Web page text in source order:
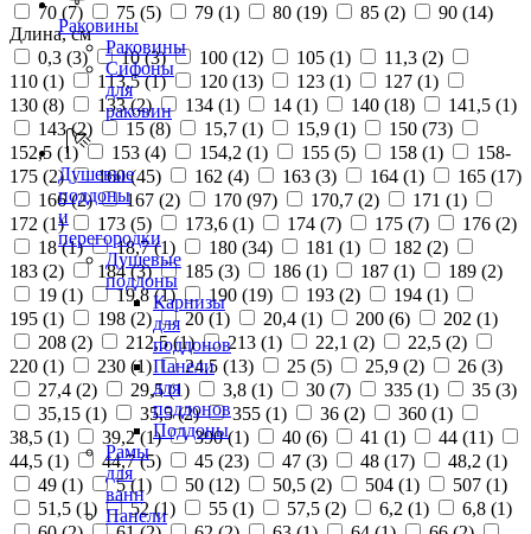
Раковины
Раковины
Сифоны
для
раковин
Душевые
поддоны
и
перегородки
Душевые
поддоны
Карнизы
для
поддонов
Панели
для
поддонов
Поддоны
Рамы
для
ванн
Панели
70 (7) 75 (5) 79 (1) 80 (19) 85 (2) 90 (14)
Длина, см
0,3 (3) 10 (3) 100 (12) 105 (1) 11,3 (2)
110 (1) 113,5 (1) 120 (13) 123 (1) 127 (1)
130 (8) 133 (2) 134 (1) 14 (1) 140 (18) 141,5 (1)
143 (2) 15 (8) 15,7 (1) 15,9 (1) 150 (73)
152,5 (1) 153 (4) 154,2 (1) 155 (5) 158 (1)
158-
175 (2) 160 (45) 162 (4) 163 (3) 164 (1) 165 (17)
166 (2) 167 (2) 170 (97) 170,7 (2) 171 (1)
172 (1) 173 (5) 173,6 (1) 174 (7) 175 (7) 176 (2)
18 (1) 18,7 (1) 180 (34) 181 (1) 182 (2)
183 (2) 184 (3) 185 (3) 186 (1) 187 (1) 189 (2)
19 (1) 19,8 (1) 190 (19) 193 (2) 194 (1)
195 (1) 198 (2) 20 (1) 20,4 (1) 200 (6) 202 (1)
208 (2) 212,5 (1) 213 (1) 22,1 (2) 22,5 (2)
220 (1) 230 (1) 24,5 (13) 25 (5) 25,9 (2) 26 (3)
27,4 (2) 29,5 (1) 3,8 (1) 30 (7) 335 (1) 35 (3)
35,15 (1) 35,5 (2) 355 (1) 36 (2) 360 (1)
38,5 (1) 39,2 (1) 390 (1) 40 (6) 41 (1) 44 (11)
44,5 (1) 44,7 (5) 45 (23) 47 (3) 48 (17) 48,2 (1)
49 (1) 5 (1) 50 (12) 50,5 (2) 504 (1) 507 (1)
51,5 (1) 52 (1) 55 (1) 57,5 (2) 6,2 (1) 6,8 (1)